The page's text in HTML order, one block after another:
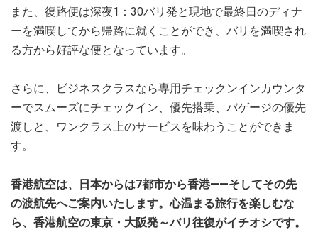
また、復路便は深夜1：30バリ発と現地で最終日のディナ
ーを満喫してから帰路に就くことができ、バリを満喫され
る方から好評な便となっています。
さらに、ビジネスクラスなら専用チェックンインカウンタ
ーでスムーズにチェックイン、優先搭乗、バゲージの優先
渡しと、ワンクラス上のサービスを味わうことができま
す。
香港航空は、日本からは7都市から香港――そしてその先
の渡航先へご案内いたします。心温まる旅行を楽しむな
ら、香港航空の東京・大阪発～バリ往復がイチオシです。